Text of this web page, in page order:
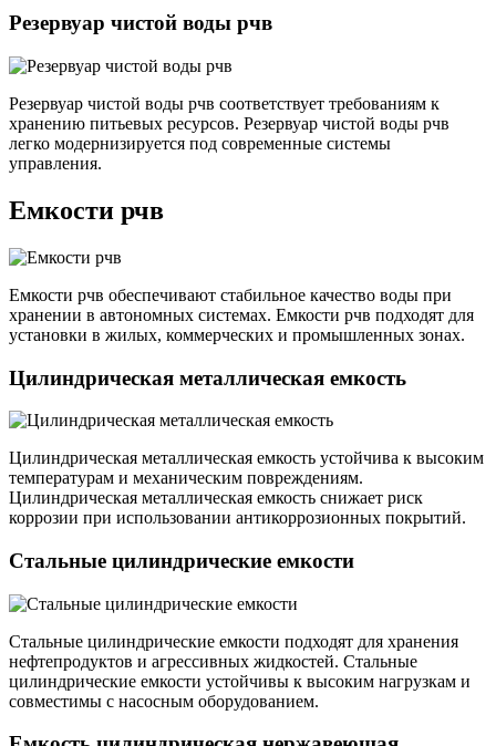
Резервуар чистой воды рчв
Резервуар чистой воды рчв соответствует требованиям к
хранению питьевых ресурсов. Резервуар чистой воды рчв
легко модернизируется под современные системы
управления.
Емкости рчв
Емкости рчв обеспечивают стабильное качество воды при
хранении в автономных системах. Емкости рчв подходят для
установки в жилых, коммерческих и промышленных зонах.
Цилиндрическая металлическая емкость
Цилиндрическая металлическая емкость устойчива к высоким
температурам и механическим повреждениям.
Цилиндрическая металлическая емкость снижает риск
коррозии при использовании антикоррозионных покрытий.
Стальные цилиндрические емкости
Стальные цилиндрические емкости подходят для хранения
нефтепродуктов и агрессивных жидкостей. Стальные
цилиндрические емкости устойчивы к высоким нагрузкам и
совместимы с насосным оборудованием.